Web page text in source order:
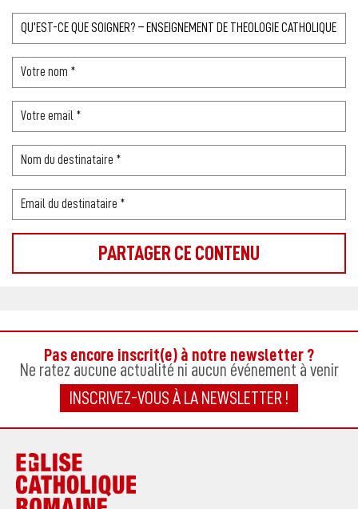
Pas encore inscrit(e) à notre newsletter ?
Ne ratez aucune actualité ni aucun événement à venir
INSCRIVEZ-VOUS À LA NEWSLETTER !